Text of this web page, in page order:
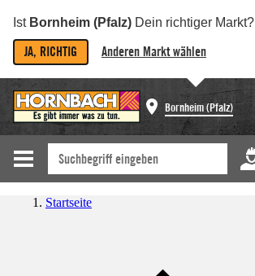
Ist Bornheim (Pfalz) Dein richtiger Markt?
JA, RICHTIG Anderen Markt wählen
Bornheim (Pfalz)
Startseite